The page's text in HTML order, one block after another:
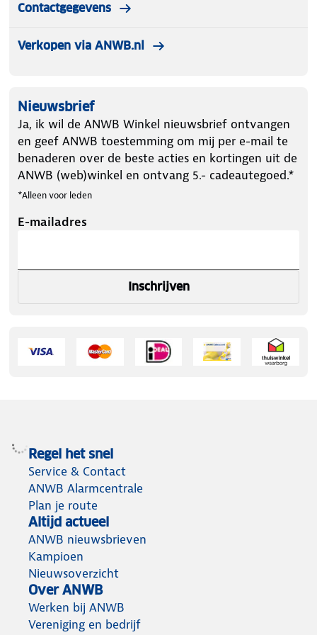
Contactgegevens
Verkopen via ANWB.nl
Nieuwsbrief
Ja, ik wil de ANWB Winkel nieuwsbrief ontvangen
en geef ANWB toestemming om mij per e-mail te
benaderen over de beste acties en kortingen uit de
ANWB (web)winkel en ontvang 5.- cadeautegoed.*
*Alleen voor leden
E-mailadres
Inschrijven
Regel het snel
Service & Contact
ANWB Alarmcentrale
Plan je route
Altijd actueel
ANWB nieuwsbrieven
Kampioen
Nieuwsoverzicht
Over ANWB
Werken bij ANWB
Vereniging en bedrijf